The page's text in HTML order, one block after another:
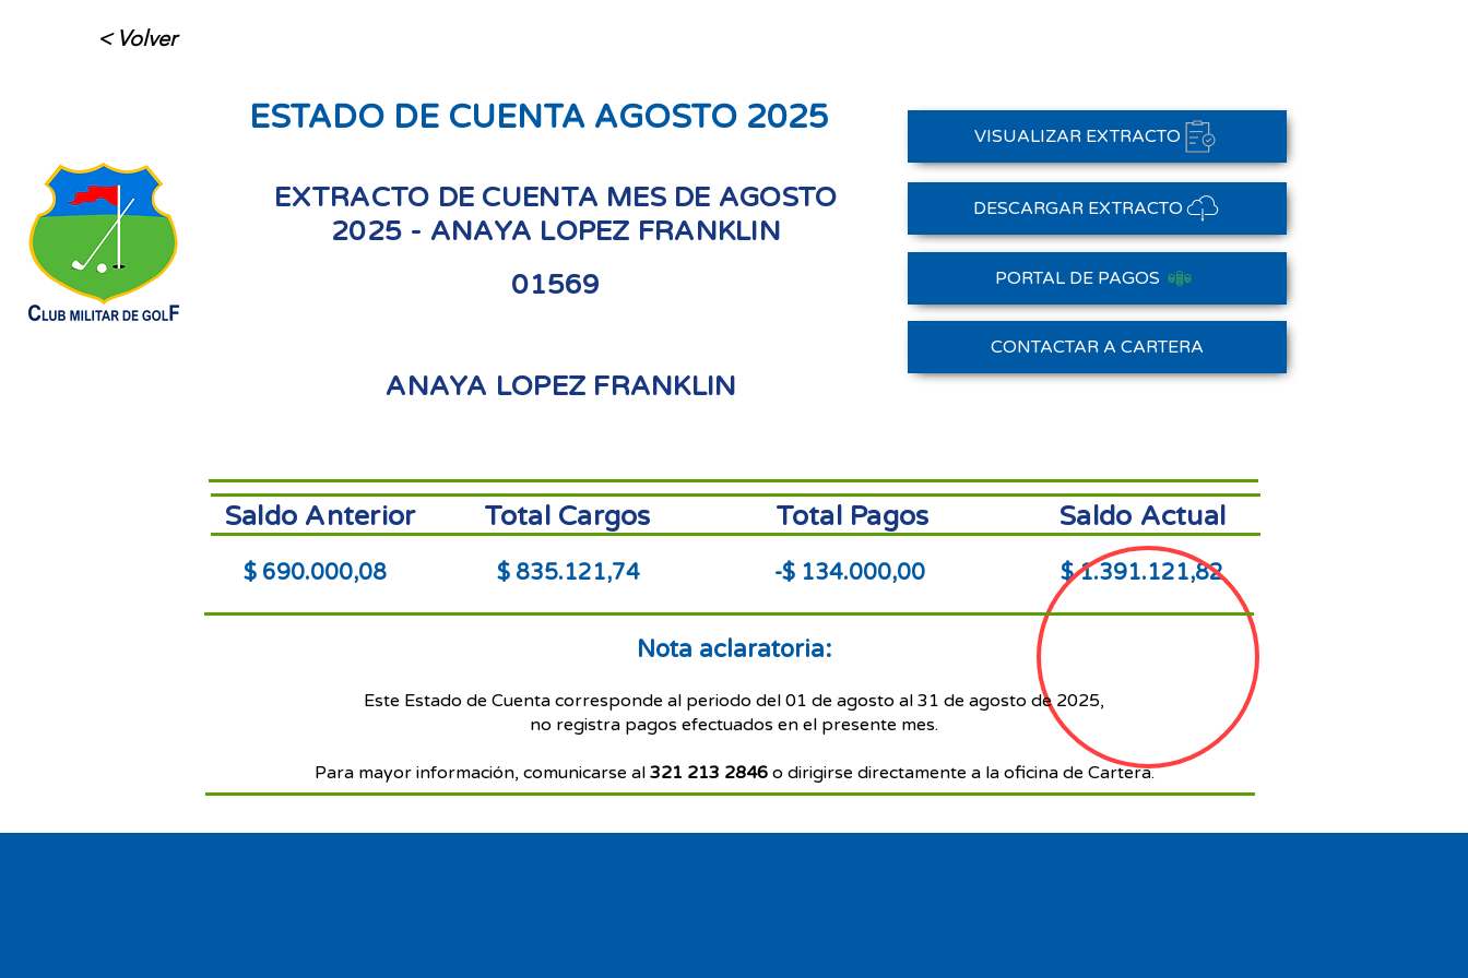
< Volver
ESTADO DE CUENTA AGOSTO 2025
EXTRACTO DE CUENTA MES DE AGOSTO
2025 - ANAYA LOPEZ FRANKLIN
01569
Saldo Anterior
ANAYA LOPEZ FRANKLIN
VISUALIZAR EXTRACTO
DESCARGAR EXTRACTO
PORTAL DE PAGOS
CONTACTAR A CARTERA
Saldo Anterior Total Cargos Total Pagos Saldo Actual
$ 690.000,08 $ 835.121,74 -$ 134.000,00 $ 1.391.121,82
Nota aclaratoria:
Este Estado de Cuenta corresponde al periodo del 01 de agosto al 31 de agosto de 2025,
no registra pagos efectuados en el presente mes.
Para mayor información, comunicarse al 321 213 2846o dirigirse directamente a la oficina de Cartera.